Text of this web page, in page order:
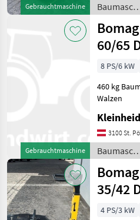
Gebrauchtmaschine
/ Bomag
Gebrauchtmaschine
60/65
8 PS/6 kW
460 kg
Walzen
3100 St.
/ Bomag
35/42
4 PS/3 kW